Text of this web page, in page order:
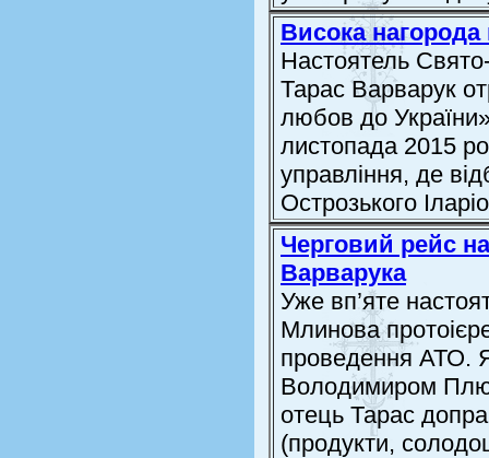
Висока
Настоятель
Тарас Варварук
любов до
листопада 2015
управління, де
Острозького
Черговий рейс
Варварука
Уже вп’яте
Млинова
проведення АТО.
Володимиром
отець Тарас
(продукти,